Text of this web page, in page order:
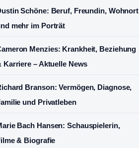
Schöne: Beruf, Freundin, Wohnort
mehr im Porträt
Menzies: Krankheit, Beziehung
Karriere – Aktuelle News
Branson: Vermögen, Diagnose,
und Privatleben
Bach Hansen: Schauspielerin,
& Biografie